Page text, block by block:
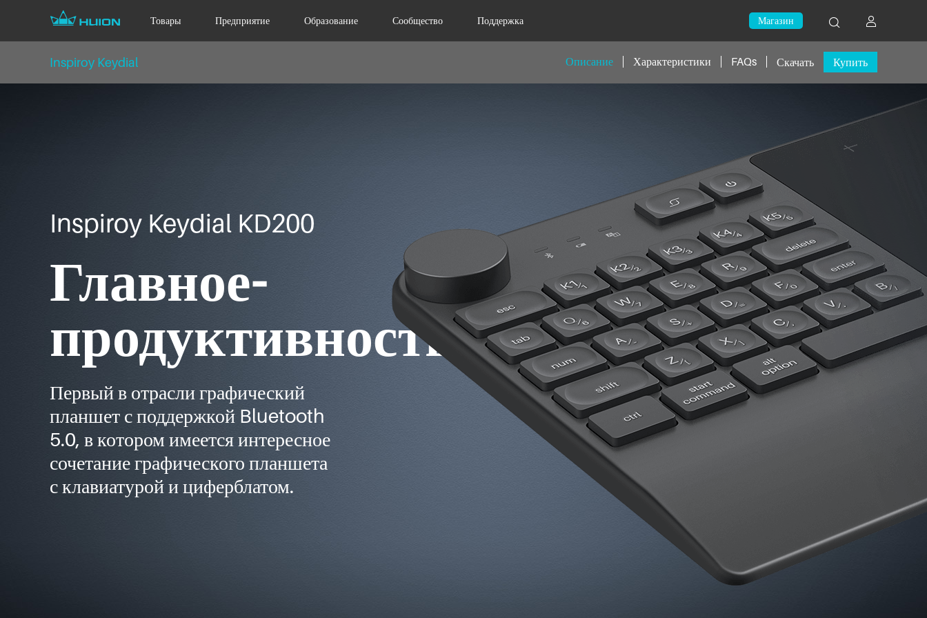
Товары Предприятие Образование Сообщество Поддержка Магазин
Inspiroy Keydial Описание Характеристики FAQs Скачать Купить
Inspiroy Keydial KD200
Главное-
продуктивность
Первый в отрасли графический
планшет с поддержкой Bluetooth
5.0, в котором имеется интересное
сочетание графического планшета
с клавиатурой и циферблатом.